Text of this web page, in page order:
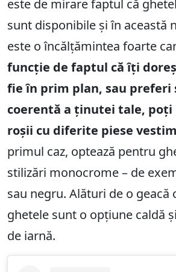
este de mirare faptul că
sunt disponibile și în această
este o încălțămintea foarte
funcție de faptul că îți
fie în prim plan, sau preferi
coerentă a ținutei tale,
roșii cu diferite piese
primul caz, optează pentru
stilizări monocrome – de
sau negru. Alături de o geacă
ghetele sunt o opțiune caldă
de iarnă.